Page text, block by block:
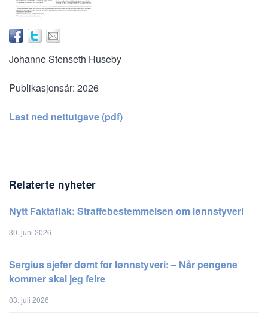
Johanne Stenseth Huseby
Publikasjonsår: 2026
Last ned nettutgave (pdf)
Relaterte nyheter
Nytt Faktaflak: Straffebestemmelsen om lønnstyveri
30. juni 2026
Sergius sjefer dømt for lønnstyveri: – Når pengene
kommer skal jeg feire
03. juli 2026